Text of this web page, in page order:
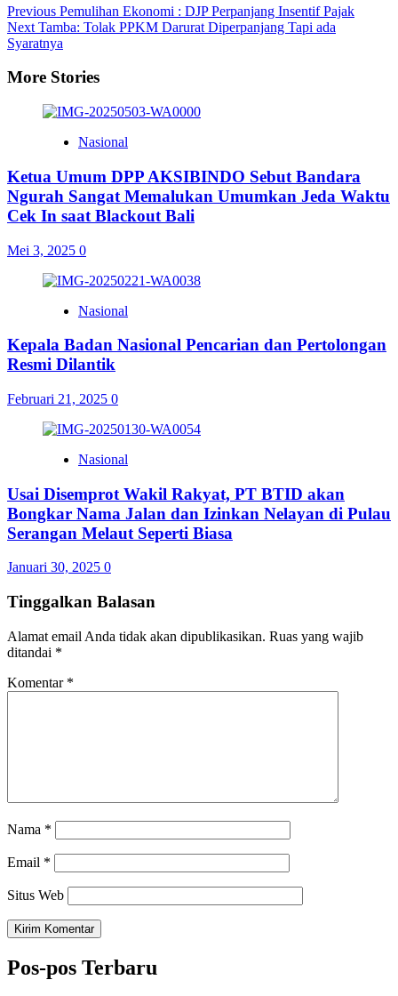
Previous Pemulihan Ekonomi : DJP Perpanjang Insentif Pajak
Next Tamba: Tolak PPKM Darurat Diperpanjang Tapi ada
Syaratnya
More Stories
Nasional
Ketua Umum DPP AKSIBINDO Sebut Bandara
Ngurah Sangat Memalukan Umumkan Jeda Waktu
Cek In saat Blackout Bali
Mei 3, 2025 0
Nasional
Kepala Badan Nasional Pencarian dan Pertolongan
Resmi Dilantik
Februari 21, 2025 0
Nasional
Usai Disemprot Wakil Rakyat, PT BTID akan
Bongkar Nama Jalan dan Izinkan Nelayan di Pulau
Serangan Melaut Seperti Biasa
Januari 30, 2025 0
Tinggalkan Balasan
Alamat email Anda tidak akan dipublikasikan. Ruas yang wajib
ditandai *
Komentar *
Nama *
Email *
Situs Web
Pos-pos Terbaru